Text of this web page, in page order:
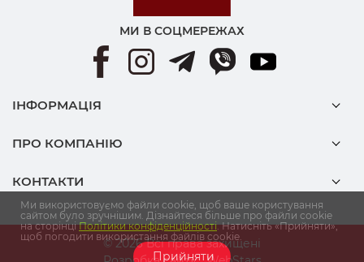
МИ В СОЦМЕРЕЖАХ
ІНФОРМАЦІЯ
ПРО КОМПАНІЮ
КОНТАКТИ
© 2026 Всі права захищені
Ми використовуємо файли cookie, щоб ваше користування
сайтом було зручнішим. Дізнайтеся більше про файли cookie
на сторінціПолітики конфіденційності. Натисніть «Прийняти»,
щоб погодити використання файлів cookie.
Прийняти